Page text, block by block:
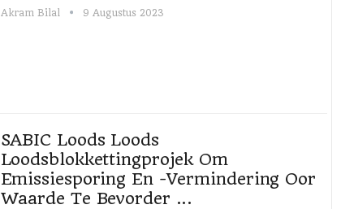
Akram Bilal 9 Augustus 2023
SABIC Loods Loods
Loodsblokkettingprojek Om
Emissiesporing En -vermindering Oor
Waarde Te Bevorder ...